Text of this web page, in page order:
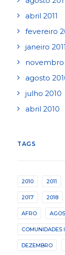
abril 2011
fevereiro
janeiro 2011
novembro
agosto
julho 2010
abril 2010
TAGS
2010 2011
2017 2018
AFRO
COMUNIDADES
DEZEMBRO